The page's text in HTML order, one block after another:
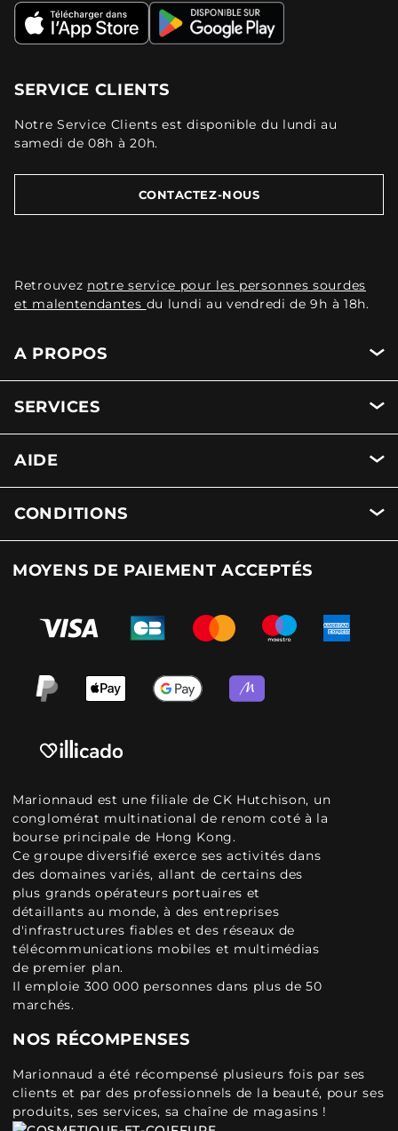
SERVICE CLIENTS
Notre Service Clients est disponible du lundi au
samedi de 08h à 20h.
CONTACTEZ-NOUS
Retrouvez notre service pour les personnes sourdes
et malentendantes du lundi au vendredi de 9h à 18h.
A PROPOS
SERVICES
AIDE
CONDITIONS
MOYENS DE PAIEMENT ACCEPTÉS
Marionnaud est une filiale de CK Hutchison, un
conglomérat multinational de renom coté à la
bourse principale de Hong Kong.
Ce groupe diversifié exerce ses activités dans
des domaines variés, allant de certains des
plus grands opérateurs portuaires et
détaillants au monde, à des entreprises
d'infrastructures fiables et des réseaux de
télécommunications mobiles et multimédias
de premier plan.
Il emploie 300 000 personnes dans plus de 50
marchés.
NOS RÉCOMPENSES
Marionnaud a été récompensé plusieurs fois par ses
clients et par des professionnels de la beauté, pour ses
produits, ses services, sa chaîne de magasins !